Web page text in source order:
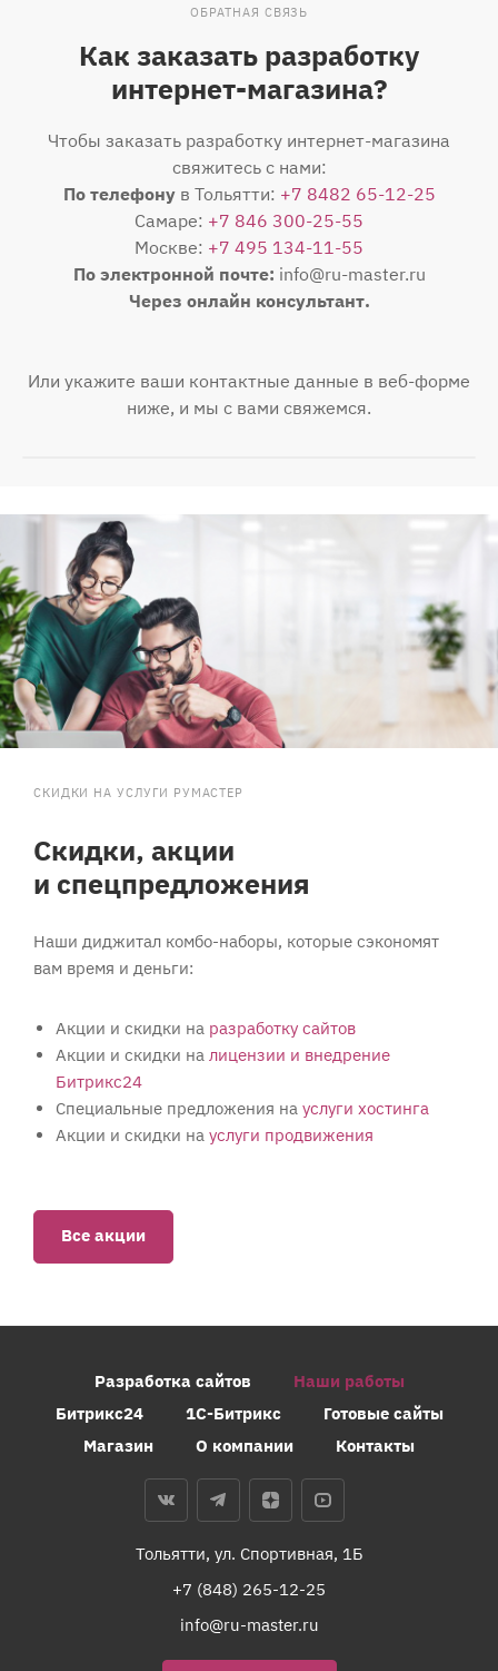
ОБРАТНАЯ СВЯЗЬ
Как заказать разработку
интернет-магазина?
Чтобы заказать разработку интернет-магазина
свяжитесь с нами:
По телефонув Тольятти: +7 8482 65-12-25
Самаре: +7 846 300-25-55
Москве: +7 495 134-11-55
По электронной почте: info@ru-master.ru
Через онлайн консультант.
Или укажите ваши контактные данные в веб-форме
ниже, и мы с вами свяжемся.
СКИДКИ НА УСЛУГИ РУМАСТЕР
Скидки, акции
и спецпредложения
Наши диджитал комбо-наборы, которые сэкономят
вам время и деньги:
Акции и скидки на разработку сайтов
Акции и скидки на лицензии и внедрение
Битрикс24
Специальные предложения на услуги хостинга
Акции и скидки на услуги продвижения
Все акции
Разработка сайтов
Наши работы
Битрикс24
1С-Битрикс
Готовые сайты
Магазин
О компании Контакты
Тольятти, ул. Спортивная, 1Б
+7 (848) 265-12-25
info@ru-master.ru